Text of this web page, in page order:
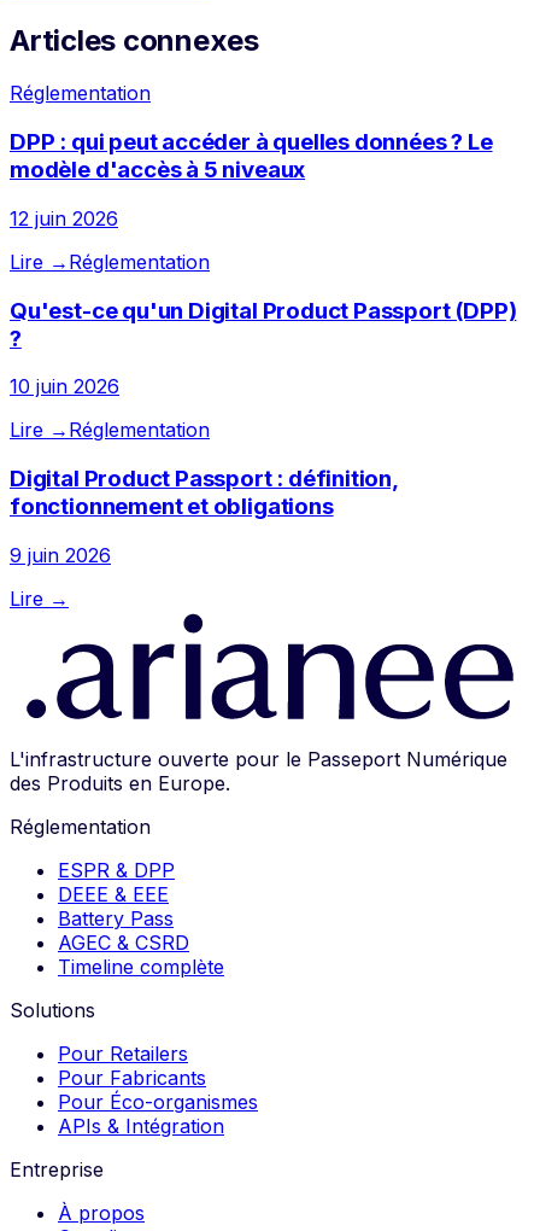
Articles connexes
Réglementation
DPP : qui peut accéder à quelles données ? Le
modèle d'accès à 5 niveaux
12 juin 2026
Lire → Réglementation
Qu'est-ce qu'un Digital Product Passport (DPP)
?
10 juin 2026
Lire → Réglementation
Digital Product Passport : définition,
fonctionnement et obligations
9 juin 2026
Lire →
L'infrastructure ouverte pour le Passeport Numérique
des Produits en Europe.
Réglementation
ESPR & DPP
DEEE & EEE
Battery Pass
AGEC & CSRD
Timeline complète
Solutions
Pour Retailers
Pour Fabricants
Pour Éco-organismes
APIs & Intégration
Entreprise
À propos